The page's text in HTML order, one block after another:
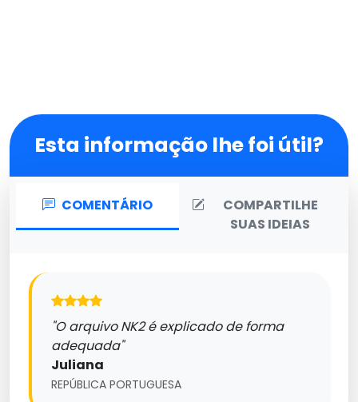
Esta informação lhe foi útil?
COMENTÁRIO
COMPARTILHE
SUAS IDEIAS
"O arquivo NK2 é explicado de forma
adequada"
Juliana
REPÚBLICA PORTUGUESA